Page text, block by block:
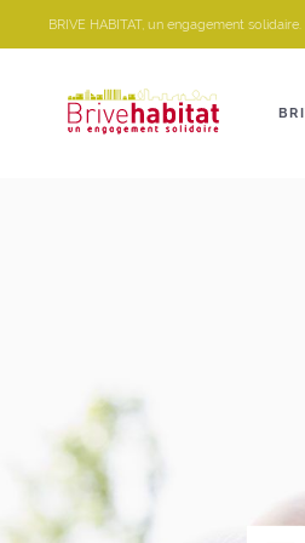
BRIVE HABITAT, un engagement solidaire.
Panneau de gestion des cookies